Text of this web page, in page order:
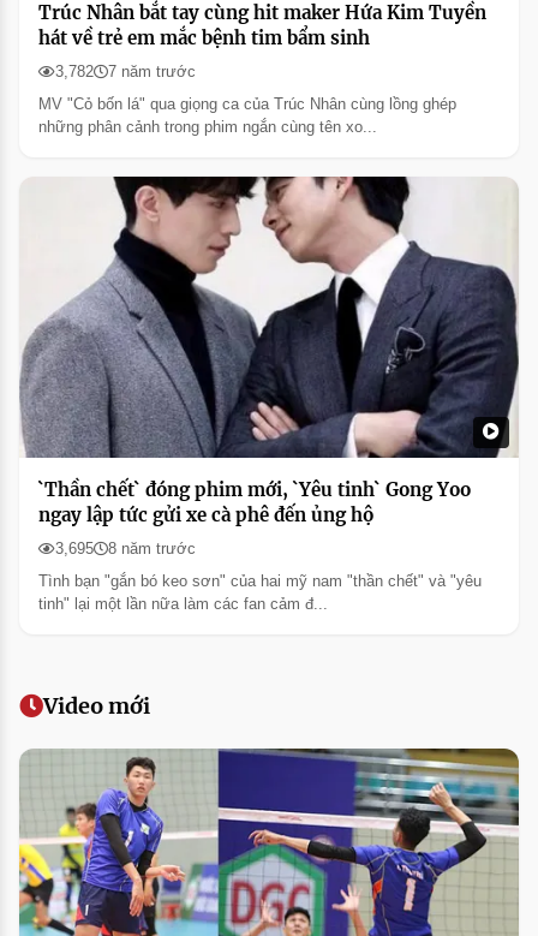
Trúc Nhân bắt tay cùng hit maker Hứa Kim Tuyền
hát về trẻ em mắc bệnh tim bẩm sinh
3,782
7 năm trước
MV "Cỏ bốn lá" qua giọng ca của Trúc Nhân cùng lồng ghép
những phân cảnh trong phim ngắn cùng tên xo...
`Thần chết` đóng phim mới, `Yêu tinh` Gong Yoo
ngay lập tức gửi xe cà phê đến ủng hộ
3,695
8 năm trước
Tình bạn "gắn bó keo sơn" của hai mỹ nam "thần chết" và "yêu
tinh" lại một lần nữa làm các fan cảm đ...
Video mới